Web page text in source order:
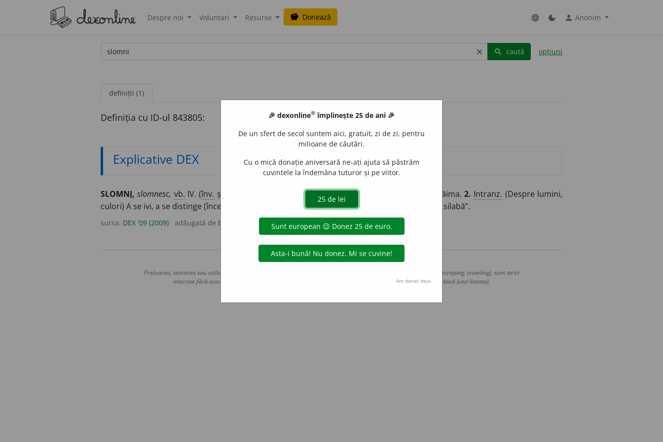
Despre noi Voluntari Resurse savings Donează language dark_mode person Anonim
clear search caută opțiuni
definiții (1)
Definiția cu ID-ul 843805:
Explicative DEX
SLOMNI, slomnesc, vb. IV. (înv. și A rosti vorbele cu oarecare greutate, a îngăima. 2. Intranz. (Despre lumini,
culori) A se ivi, a se distinge (încet, cu greutate); a apărea, a se arăta; a miji. – Din
„silabă”.
sursa: DEX '09 (2009) adăugată de blaurb. acțiuni
Copyright © 2004-2026 dexonline (https://dexonline.ro)
Preluarea, stocarea sau utilizarea datelor de pe acest site, inclusiv prin orice metode de extragere automată (web scraping, crawling), sunt strict
interzise fără acordul nostru prealabil scris, cu excepția seturilor de date oferite oficial spre utilizare publică (vezi licența).
🎉 dexonline® împlinește 25 de ani 🎉
De un sfert de secol suntem aici, gratuit, zi de zi, pentru
milioane de căutări.
Cu o mică donație aniversară ne-ați ajuta să păstrăm
cuvintele la îndemâna tuturor și pe viitor.
Am donat deja.